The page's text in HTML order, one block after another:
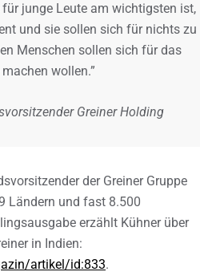
junge Leute am wichtigsten ist,
und sie sollen sich für nichts zu
Menschen sollen sich für das
wollen.”
Greiner Holding
der Greiner Gruppe
Ländern und fast 8.500
erzählt Kühner über
in Indien:
artikel/id:833.